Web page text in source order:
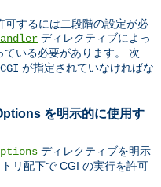
可するには二段階の設定が必
ディレクティブによっ
いる必要があります。 次
が指定されていなければな
を明示的に使用す
ディレクティブを明示
リ配下で CGI の実行を許可